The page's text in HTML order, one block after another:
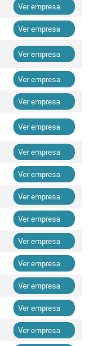
Ver empresa
Ver empresa
Ver empresa
Ver empresa
Ver empresa
Ver empresa
Ver empresa
Ver empresa
Ver empresa
Ver empresa
Ver empresa
Ver empresa
Ver empresa
Ver empresa
Ver empresa